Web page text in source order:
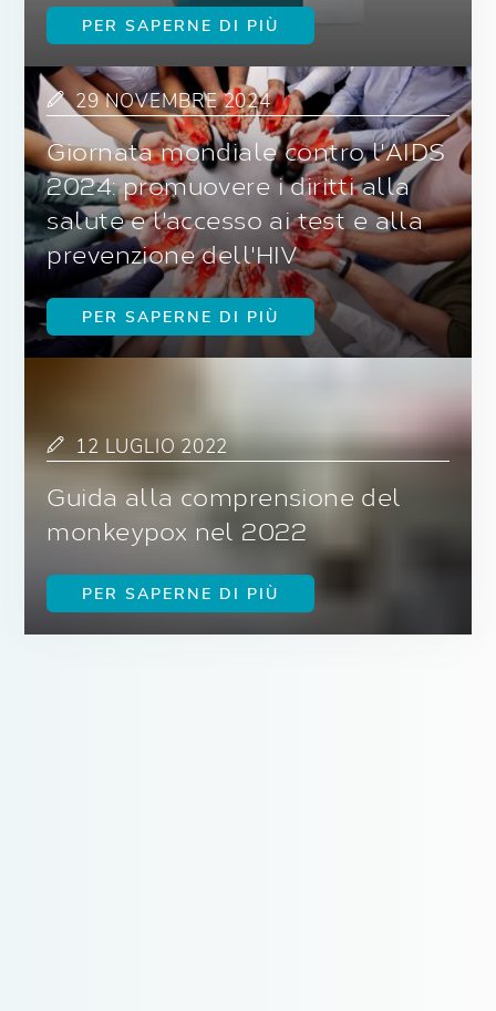
PER SAPERNE DI PIÙ
29 NOVEMBRE 2024
Giornata mondiale contro l'AIDS
2024: promuovere i diritti alla
salute e l'accesso ai test e alla
prevenzione dell'HIV
PER SAPERNE DI PIÙ
12 LUGLIO 2022
Guida alla comprensione del
monkeypox nel 2022
PER SAPERNE DI PIÙ